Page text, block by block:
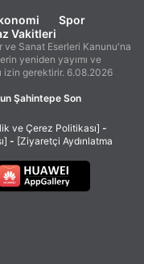
Spor
Vakitleri
ve Sanat Eserleri Kanunu'na
yeniden yayımı ve
izin gerektirir. 6.08.2026
Şahintepe Son
ve Çerez Politikası] -
- [Ziyaretçi Aydınlatma